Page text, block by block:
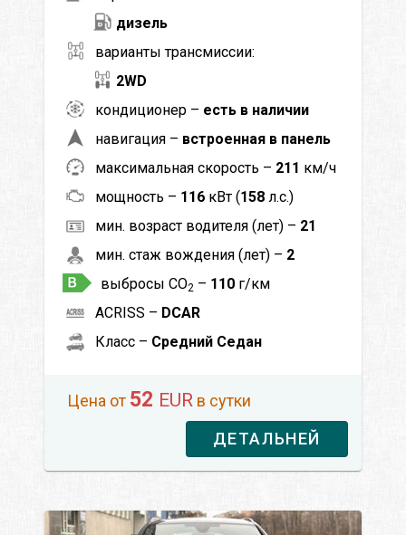
дизель
варианты трансмиссии:
2WD
кондиционер – есть в наличии
навигация – встроенная в панель
максимальная скорость – 211 км/ч
мощность – 116 кВт (158 л.с.)
мин. возраст водителя (лет) – 21
мин. стаж вождения (лет) – 2
выбросы CO2 – 110 г/км
ACRISS – DCAR
Класс – Средний Седан
Цена от 52 EUR в сутки
ДЕТАЛЬНЕЙ